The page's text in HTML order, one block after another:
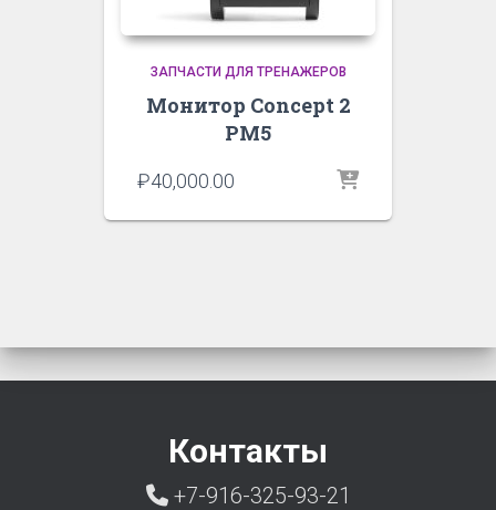
ЗАПЧАСТИ ДЛЯ ТРЕНАЖЕРОВ
Монитор Concept 2
PM5
₽40,000.00
Контакты
+7-916-325-93-21